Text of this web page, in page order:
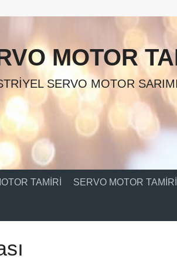
MOTOR
SERVO MOTOR SARIMI
TAMIRI SERVO MOTOR TAMIRI